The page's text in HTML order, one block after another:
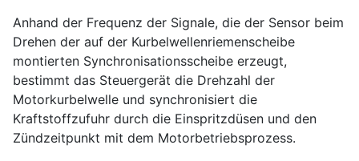
Anhand der Frequenz der Signale, die der Sensor beim
Drehen der auf der Kurbelwellenriemenscheibe
montierten Synchronisationsscheibe erzeugt,
bestimmt das Steuergerät die Drehzahl der
Motorkurbelwelle und synchronisiert die
Kraftstoffzufuhr durch die Einspritzdüsen und den
Zündzeitpunkt mit dem Motorbetriebsprozess.